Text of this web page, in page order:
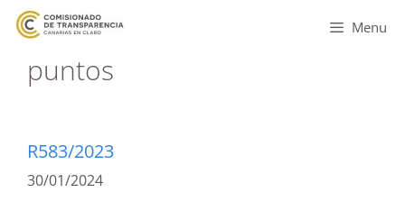
Menu
puntos
R583/2023
30/01/2024